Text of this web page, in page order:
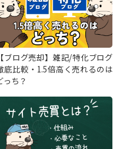
【ブログ売却】雑記/特化ブログ
底比較・1.5倍高く売れるのは
っち？